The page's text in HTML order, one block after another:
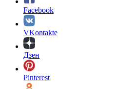
Facebook
VKontakte
Дзен
Pinterest